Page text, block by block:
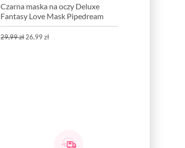
Czarna maska na oczy Deluxe
Fantasy Love Mask Pipedream
29,99 zł 26,99 zł